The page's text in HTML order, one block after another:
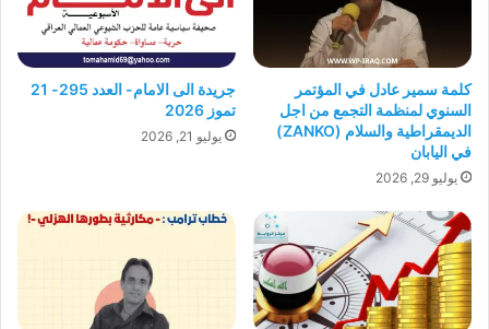
كلمة سمير عادل في المؤتمر
السنوي لمنظمة التجمع من اجل
الديمقراطية والسلام (ZANKO)
في اليابان
يوليو 29, 2026
جريدة الى الامام- العدد 295- 21
تموز 2026
يوليو 21, 2026